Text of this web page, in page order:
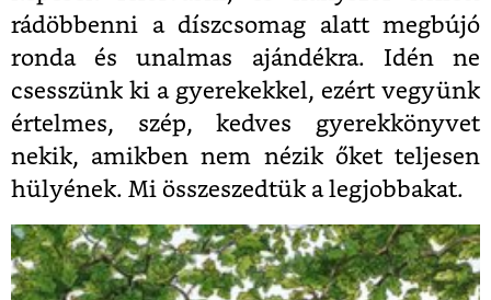
rádöbbenni a díszcsomag alatt megbújó
ronda és unalmas ajándékra. Idén ne
csesszünk ki a gyerekekkel, ezért vegyünk
értelmes, szép, kedves gyerekkönyvet
nekik, amikben nem nézik őket teljesen
hülyének. Mi összeszedtük a legjobbakat.